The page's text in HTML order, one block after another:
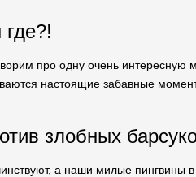
про одну очень
настоящие забавные
злобных
а наши милые пингвины